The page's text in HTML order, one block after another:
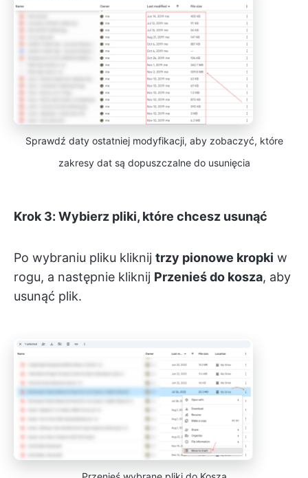
Sprawdź daty ostatniej modyfikacji, aby zobaczyć, które
zakresy dat są dopuszczalne do usunięcia
Krok 3: Wybierz pliki, które chcesz usunąć
Po wybraniu pliku kliknij trzy pionowe kropki w
rogu, a następnie kliknij Przenieś do kosza, aby
usunąć plik.